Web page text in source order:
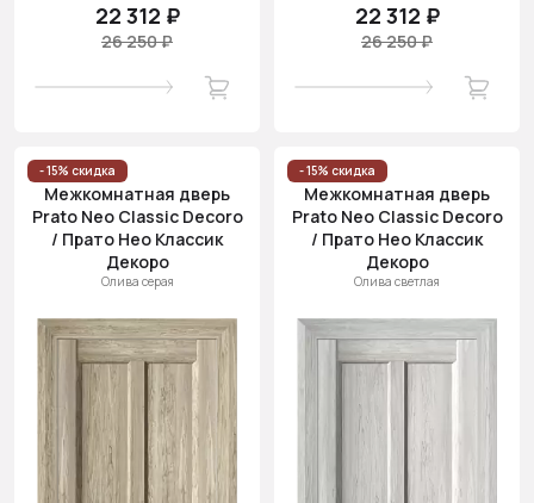
22 312 ₽
26 250 ₽
22 312 ₽
26 250 ₽
- 15% скидка
Межкомнатная дверь
Prato Neo Classic Decoro
/ Прато Нео Классик
Декоро
Олива серая
- 15% скидка
Межкомнатная дверь
Prato Neo Classic Decoro
/ Прато Нео Классик
Декоро
Олива светлая